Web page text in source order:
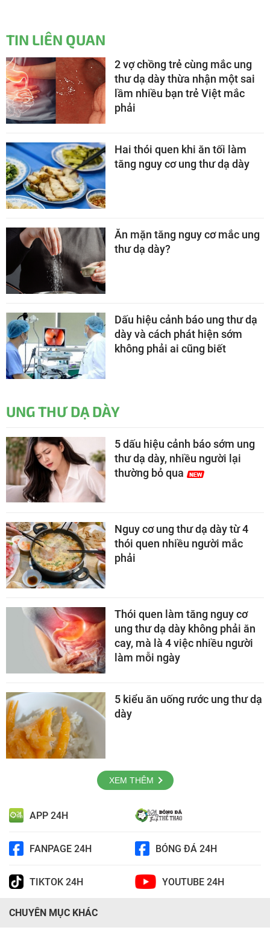
TIN LIÊN QUAN
2 vợ chồng trẻ cùng mắc ung
thư dạ dày thừa nhận một sai
lầm nhiều bạn trẻ Việt mắc
phải
Hai thói quen khi ăn tối làm
tăng nguy cơ ung thư dạ dày
Ăn mặn tăng nguy cơ mắc ung
thư dạ dày?
Dấu hiệu cảnh báo ung thư dạ
dày và cách phát hiện sớm
không phải ai cũng biết
UNG THƯ DẠ DÀY
5 dấu hiệu cảnh báo sớm ung
thư dạ dày, nhiều người lại
thường bỏ qua
Nguy cơ ung thư dạ dày từ 4
thói quen nhiều người mắc
phải
Thói quen làm tăng nguy cơ
ung thư dạ dày không phải ăn
cay, mà là 4 việc nhiều người
làm mỗi ngày
5 kiểu ăn uống rước ung thư dạ
dày
XEM THÊM
APP 24H
FANPAGE 24H BÓNG ĐÁ 24H
TIKTOK 24H YOUTUBE 24H
CHUYÊN MỤC KHÁC